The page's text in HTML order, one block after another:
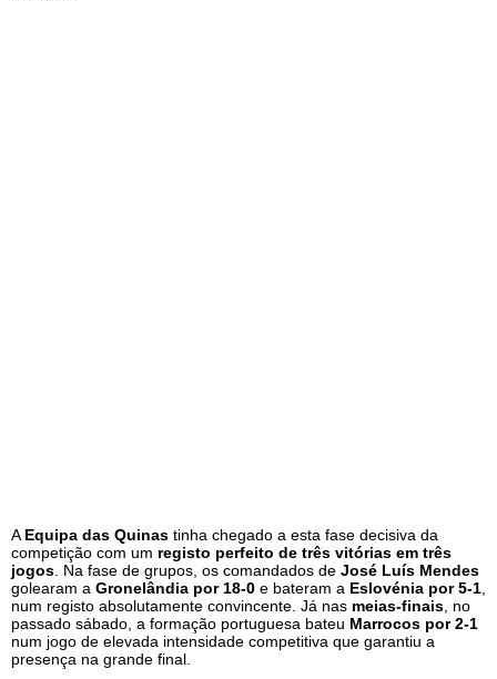
A Equipa das Quinas tinha chegado a esta fase decisiva da
competição com um registo perfeito de três vitórias em três
jogos . Na fase de grupos, os comandados de José Luís Mendes
golearam a Gronelândia por 18-0 e bateram a Eslovénia por 5-1
num registo absolutamente convincente. Já nas meias-finais , no
passado sábado, a formação portuguesa bateu Marrocos por 2-1
num jogo de elevada intensidade competitiva que garantiu a
presença na grande final.